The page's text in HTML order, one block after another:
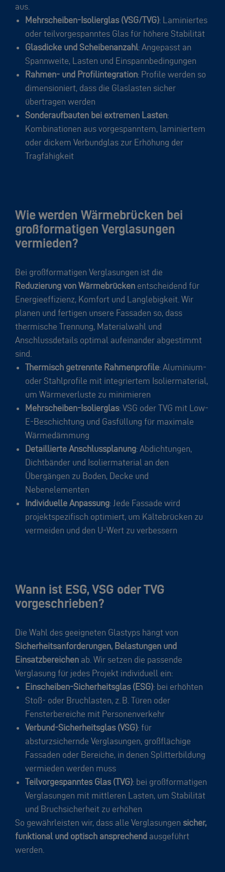
aus.
Mehrscheiben-Isolierglas (VSG/TVG): Laminiertes
oder teilvorgespanntes Glas für höhere Stabilität
Glasdicke und Scheibenanzahl: Angepasst an
Spannweite, Lasten und Einspannbedingungen
Rahmen- und Profilintegration: Profile werden so
dimensioniert, dass die Glaslasten sicher
übertragen werden
Sonderaufbauten bei extremen Lasten:
Kombinationen aus vorgespanntem, laminiertem
oder dickem Verbundglas zur Erhöhung der
Tragfähigkeit
Wie werden Wärmebrücken bei
großformatigen Verglasungen
vermieden?
Bei großformatigen Verglasungen ist die
Reduzierung von Wärmebrücken entscheidend für
Energieeffizienz, Komfort und Langlebigkeit. Wir
planen und fertigen unsere Fassaden so, dass
thermische Trennung, Materialwahl und
Anschlussdetails optimal aufeinander abgestimmt
sind.
Thermisch getrennte Rahmenprofile: Aluminium-
oder Stahlprofile mit integriertem Isoliermaterial,
um Wärmeverluste zu minimieren
Mehrscheiben-Isolierglas: VSG oder TVG mit Low-
E-Beschichtung und Gasfüllung für maximale
Wärmedämmung
Detaillierte Anschlussplanung: Abdichtungen,
Dichtbänder und Isoliermaterial an den
Übergängen zu Boden, Decke und
Nebenelementen
Individuelle Anpassung: Jede Fassade wird
projektspezifisch optimiert, um Kältebrücken zu
vermeiden und den U-Wert zu verbessern
Wann ist ESG, VSG oder TVG
vorgeschrieben?
Die Wahl des geeigneten Glastyps hängt von
Sicherheitsanforderungen, Belastungen und
Einsatzbereichen ab. Wir setzen die passende
Verglasung für jedes Projekt individuell ein:
Einscheiben-Sicherheitsglas (ESG): bei erhöhten
Stoß- oder Bruchlasten, z. B. Türen oder
Fensterbereiche mit Personenverkehr
Verbund-Sicherheitsglas (VSG): für
absturzsichernde Verglasungen, großflächige
Fassaden oder Bereiche, in denen Splitterbildung
vermieden werden muss
Teilvorgespanntes Glas (TVG): bei großformatigen
Verglasungen mit mittleren Lasten, um Stabilität
und Bruchsicherheit zu erhöhen
So gewährleisten wir, dass alle Verglasungen sicher,
funktional und optisch ansprechend ausgeführt
werden.